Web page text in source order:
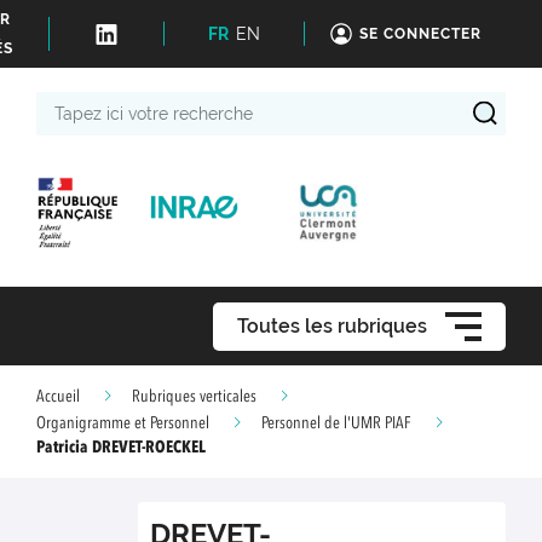
FR EN SE CONNECTER
Toutes les rubriques
Accueil
Rubriques verticales
Organigramme et Personnel
Personnel de l'UMR PIAF
Patricia DREVET-ROECKEL
DREVET-